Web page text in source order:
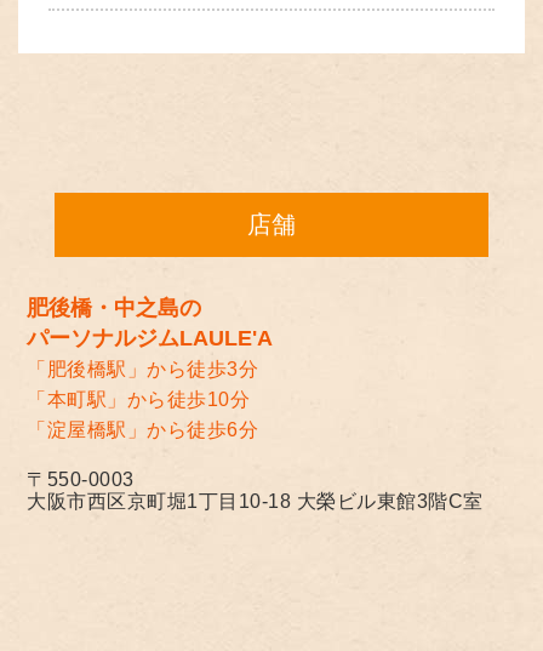
店舗
肥後橋・中之島の
パーソナルジムLAULE'A
「肥後橋駅」から徒歩3分
「本町駅」から徒歩10分
「淀屋橋駅」から徒歩6分
〒550-0003
大阪市西区京町堀1丁目10-18 大榮ビル東館3階C室